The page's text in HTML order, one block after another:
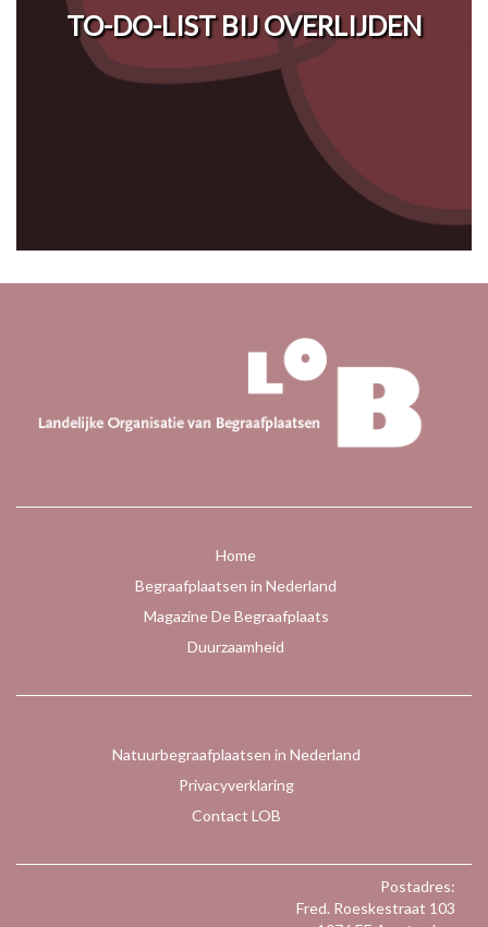
TO-DO-LIST BIJ OVERLIJDEN
Home
Begraafplaatsen in Nederland
Magazine De Begraafplaats
Duurzaamheid
Natuurbegraafplaatsen in Nederland
Privacyverklaring
Contact LOB
Postadres:
Fred. Roeskestraat 103